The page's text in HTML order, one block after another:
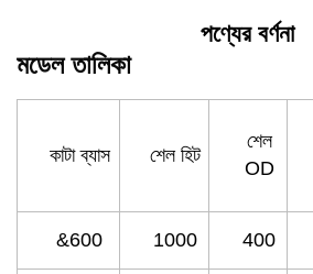
পণ্যের বর্ণনা
মডেল তালিকা
কাটা ব্যাস শেল হিট
শেল
OD
&600 1000 400